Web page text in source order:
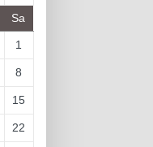
Sa
1
8
15
22